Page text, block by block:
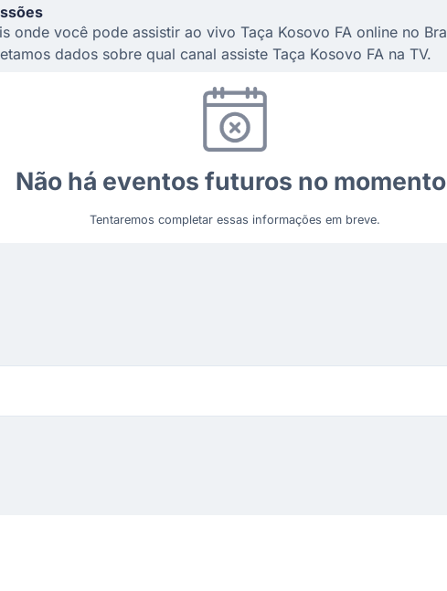
onde você pode assistir ao vivo Taça Kosovo FA online no
dados sobre qual canal assiste Taça Kosovo FA na TV.
Não há eventos futuros no
Tentaremos completar essas informações em breve.